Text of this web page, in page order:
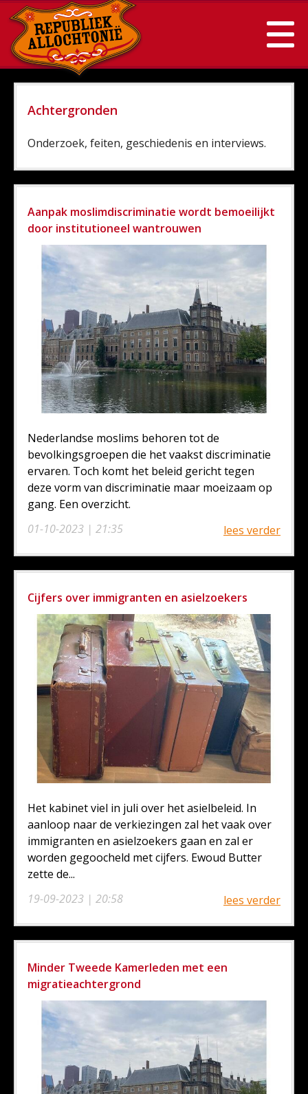
Achtergronden
Onderzoek, feiten, geschiedenis en interviews.
Aanpak moslimdiscriminatie wordt bemoeilijkt
door institutioneel wantrouwen
01-10-2023 | 21:35
Nederlandse moslims behoren tot de
bevolkingsgroepen die het vaakst discriminatie
ervaren. Toch komt het beleid gericht tegen
deze vorm van discriminatie maar moeizaam op
gang. Een overzicht.
lees verder
Cijfers over immigranten en asielzoekers
19-09-2023 | 20:58
Het kabinet viel in juli over het asielbeleid. In
aanloop naar de verkiezingen zal het vaak over
immigranten en asielzoekers gaan en zal er
worden gegoocheld met cijfers. Ewoud Butter
zette de...
lees verder
Minder Tweede Kamerleden met een
migratieachtergrond